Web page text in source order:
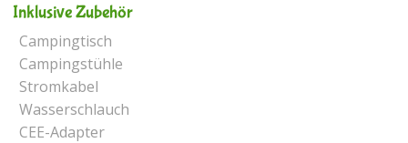
Inklusive Zubehör
Campingtisch
Campingstühle
Stromkabel
Wasserschlauch
CEE-Adapter